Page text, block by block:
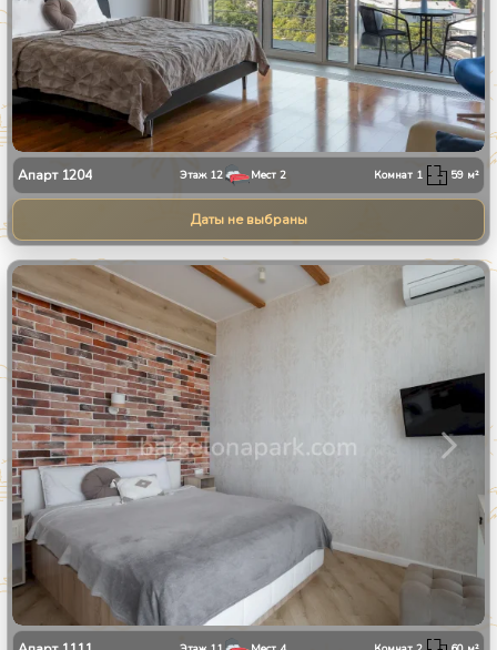
Апарт 1204 Этаж 12 Мест 2 Комнат 1 59 м²
Даты не выбраны
1/24